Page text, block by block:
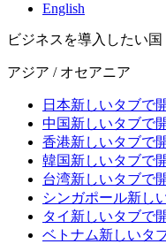
English
ビジネスを導入したい
アジア / オセアニア
日本新しいタブで
中国新しいタブで
香港新しいタブで
韓国新しいタブで
台湾新しいタブで
シンガポール新し
タイ 新しいタブで
ベトナム新しいタ